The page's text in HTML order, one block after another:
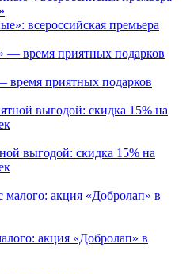
всероссийская премьера
приятных подарков
выгодой: скидка 15% на
акция «Добролап» в